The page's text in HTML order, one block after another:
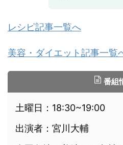
レシピ記事一覧へ
美容・ダイエット記事一覧
番組
土曜日：18:30~19:00
出演者：宮川大輔